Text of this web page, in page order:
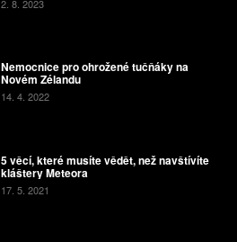
2. 8. 2023
Nemocnice pro ohrožené tučňáky na
Novém Zélandu
14. 4. 2022
5 věcí, které musíte vědět, než navštívíte
kláštery Meteora
17. 5. 2021